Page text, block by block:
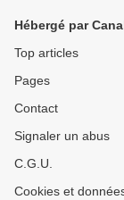
Hébergé par
Top articles
Pages
Contact
Signaler un abus
C.G.U.
Cookies et